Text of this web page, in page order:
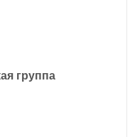
группа